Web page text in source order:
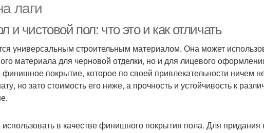
лаги
и чистовой пол: что это и как отличать
универсальным строительным материалом. Она может
материала для черновой отделки, но и для лицевого
покрытие, которое по своей привлекательности ничем
но зато стоимость его ниже, а прочность и устойчивость к
в качестве финишного покрытия пола. Для придания